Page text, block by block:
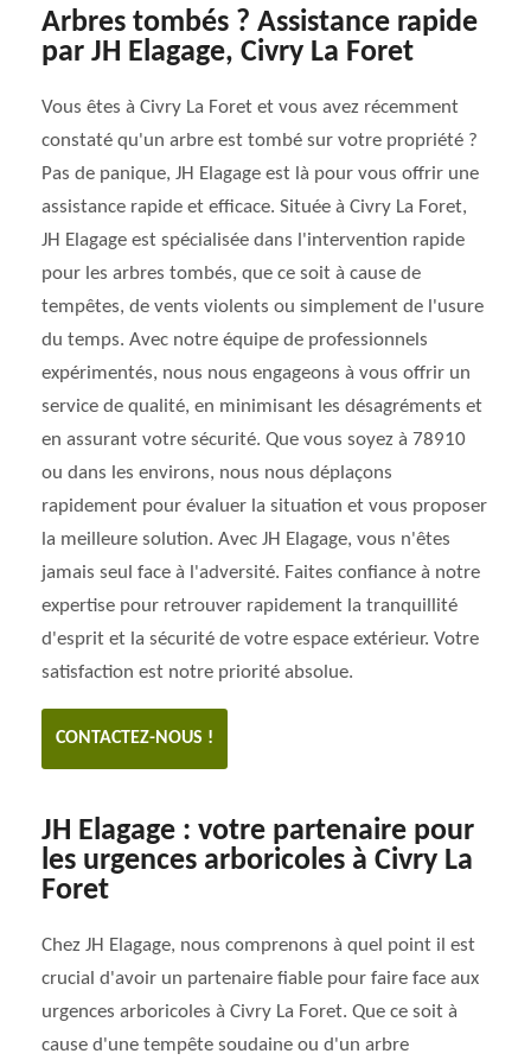
Arbres tombés ? Assistance rapide
par JH Elagage, Civry La Foret
Vous êtes à Civry La Foret et vous avez récemment
constaté qu'un arbre est tombé sur votre propriété ?
Pas de panique, JH Elagage est là pour vous offrir une
assistance rapide et efficace. Située à Civry La Foret,
JH Elagage est spécialisée dans l'intervention rapide
pour les arbres tombés, que ce soit à cause de
tempêtes, de vents violents ou simplement de l'usure
du temps. Avec notre équipe de professionnels
expérimentés, nous nous engageons à vous offrir un
service de qualité, en minimisant les désagréments et
en assurant votre sécurité. Que vous soyez à 78910
ou dans les environs, nous nous déplaçons
rapidement pour évaluer la situation et vous proposer
la meilleure solution. Avec JH Elagage, vous n'êtes
jamais seul face à l'adversité. Faites confiance à notre
expertise pour retrouver rapidement la tranquillité
d'esprit et la sécurité de votre espace extérieur. Votre
satisfaction est notre priorité absolue.
CONTACTEZ-NOUS !
JH Elagage : votre partenaire pour
les urgences arboricoles à Civry La
Foret
Chez JH Elagage, nous comprenons à quel point il est
crucial d'avoir un partenaire fiable pour faire face aux
urgences arboricoles à Civry La Foret. Que ce soit à
cause d'une tempête soudaine ou d'un arbre